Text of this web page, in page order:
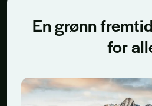
En grønn
for